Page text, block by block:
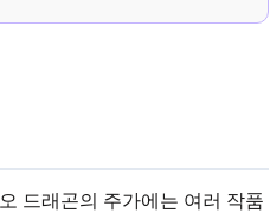
드래곤의 주가에는 여러 작품